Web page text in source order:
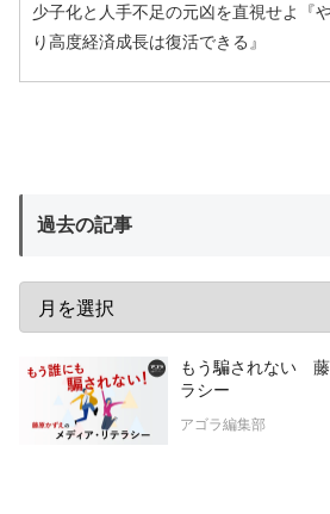
少子化と人手不足の元凶を直視せよ『
り高度経済成長は復活できる』
過去の記事
もう騙されない
ラシー
アゴラ編集部